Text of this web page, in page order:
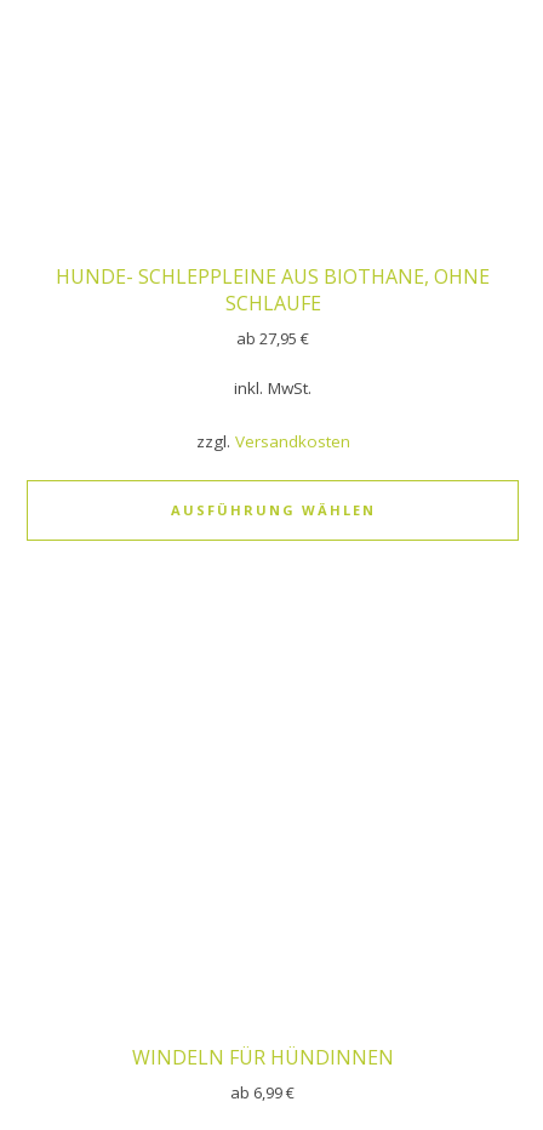
HUNDE- SCHLEPPLEINE AUS BIOTHANE, OHNE
SCHLAUFE
ab27,95€
inkl. MwSt.
zzgl. Versandkosten
AUSFÜHRUNG WÄHLEN
WINDELN FÜR HÜNDINNEN
ab 6,99€